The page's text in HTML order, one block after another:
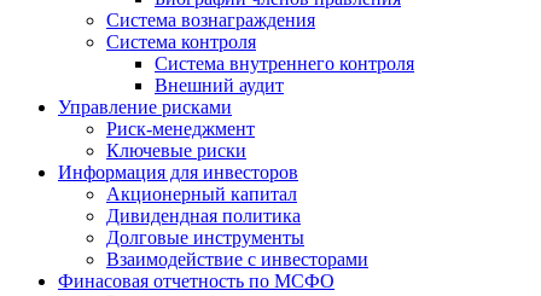
Система вознаграждения
Система контроля
Система внутреннего контроля
Внешний аудит
Управление рисками
Риск-менеджмент
Ключевые риски
Информация для инвесторов
Акционерный капитал
Дивидендная политика
Долговые инструменты
Взаимодействие с инвеcторами
Финасовая отчетность по МСФО